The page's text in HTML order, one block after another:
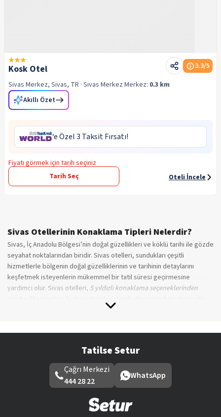
Kosk Otel 3.3/5
Sivas Merkez, Sivas, TR · Sivas Merkez Merkez: 0.3 km
Akıllı Özet
‘e Özel 3 Taksit Fırsatı!
Fiyatı görmek için tarih seçiniz
Tarih Seç
Oteli İncele
Sivas Otellerinin Konaklama Tipleri Nelerdir?
Sivas, İç Anadolu Bölgesi’nin doğal güzellikleri ve köklü tarihi ile gözde
seyahat noktalarından biridir. Sivas otelleri, sundukları çeşitli
hizmetlerle bölgenin doğal güzelliklerinin ve tarihinin detaylarını
keşfetmek isteyenlerin mükemmel bir tatil süresi geçirmesine
yardımcı olur. Sivas otelleri, 5 yıldızlı konaklama seçeneklerinden
hizmet verir. Tesislerde sunulan konaklama tipleri arasından
seçeceğiniz hizmet tipi ile tatilin tadını çıkarabilirsiniz.
Sivas otelleri, merkezî konumları ile misafirlerinekolay ulaşım
Şehir otelleri
, bölgenin güzelliklerini keşfederken
ihtiyaçlarınızı da kolaylıkla halledebileceğiniz konumdadır. Bu tesisler,
özellikle iş seyahatleri için son derece uygundur. Şehrin kültürel ve
tarihî lokasyonlarını gezmek isteyenler tarafından da tercih edilebilir.
Tatilse Setur
Çağrı Merkezi
444 28 22
WhatsApp